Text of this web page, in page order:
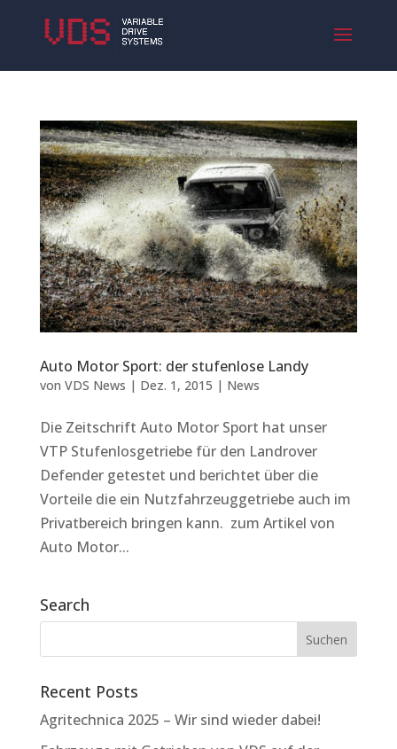
Auto Motor Sport: der stufenlose Landy
von VDS News | Dez. 1, 2015 | News
Die Zeitschrift Auto Motor Sport hat unser
VTP Stufenlosgetriebe für den Landrover
Defender getestet und berichtet über die
Vorteile die ein Nutzfahrzeuggetriebe auch im
Privatbereich bringen kann. zum Artikel von
Auto Motor...
Search
Recent Posts
Agritechnica 2025 – Wir sind wieder dabei!